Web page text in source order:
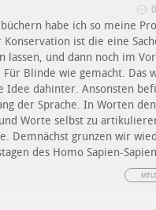
habe ich so meine
ist die eine
lassen, und dann noch im
Für Blinde wie gemacht. Das
Idee dahinter. Ansonsten
der Sprache. In Worten
Worte selbst zu
Demnächst grunzen wir
des Homo Sapien-